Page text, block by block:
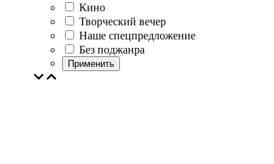
Кино
Творческий вечер
Наше спецпредложение
Без поджанра
Применить